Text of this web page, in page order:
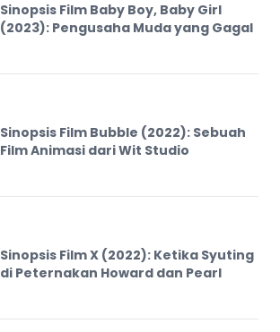
Sinopsis Film Baby Boy, Baby Girl
(2023): Pengusaha Muda yang Gagal
Sinopsis Film Bubble (2022): Sebuah
Film Animasi dari Wit Studio
Sinopsis Film X (2022): Ketika Syuting
di Peternakan Howard dan Pearl